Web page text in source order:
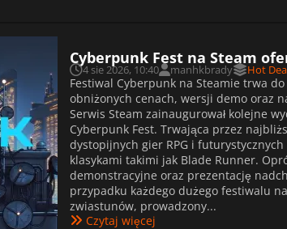
Cyberpunk Fest na Steam
4 sie 2026, 10:40 manhkbrady Hot
Festiwal Cyberpunk na Steamie trwa
obniżonych cenach, wersji demo oraz
Serwis Steam zainaugurował kolejne
Cyberpunk Fest. Trwająca przez
dystopijnych gier RPG i
klasykami takimi jak Blade Runner.
demonstracyjne oraz prezentację
przypadku każdego dużego festiwalu
zwiastunów, prowadzony...
Czytaj więcej